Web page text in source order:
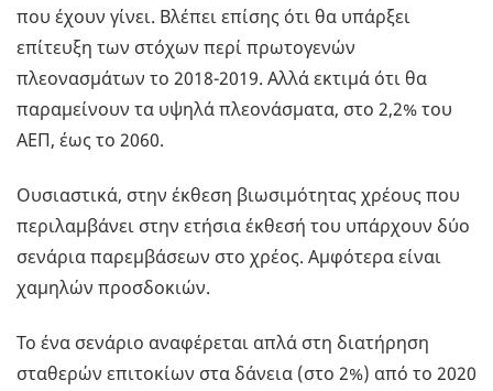
που έχουν γίνει. Βλέπει επίσης ότι θα υπάρξει
επίτευξη των στόχων περί πρωτογενών
πλεονασμάτων το 2018-2019. Αλλά εκτιμά ότι θα
παραμείνουν τα υψηλά πλεονάσματα, στο 2,2% του
ΑΕΠ, έως το 2060.
Ουσιαστικά, στην έκθεση βιωσιμότητας χρέους που
περιλαμβάνει στην ετήσια έκθεσή του υπάρχουν δύο
σενάρια παρεμβάσεων στο χρέος. Αμφότερα είναι
χαμηλών προσδοκιών.
Το ένα σενάριο αναφέρεται απλά στη διατήρηση
σταθερών επιτοκίων στα δάνεια (στο 2%) από το 2020